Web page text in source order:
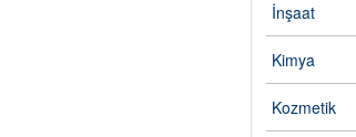
İnşaat
Kimya
Kozmetik